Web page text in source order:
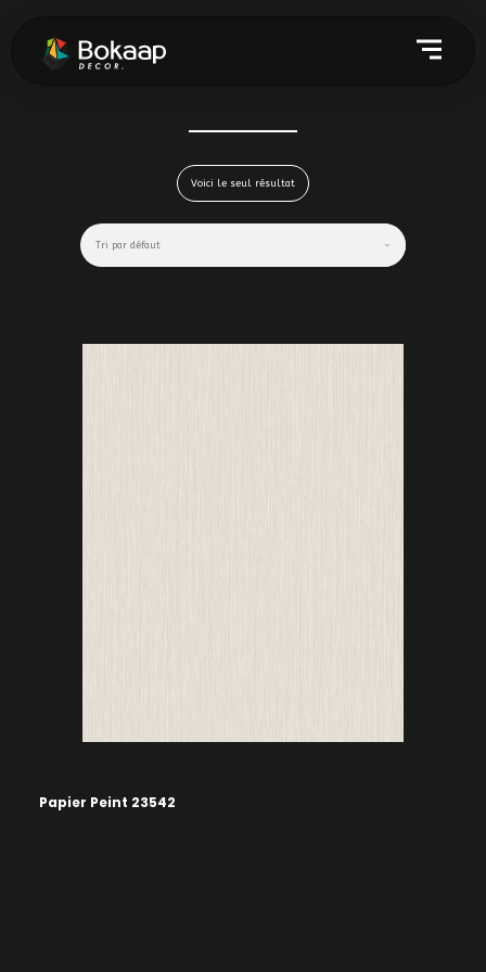
Voici le seul résultat
Papier Peint 23542